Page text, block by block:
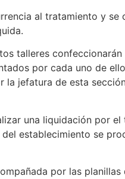
al tratamiento y se
talleres
por cada uno de
jefatura de esta
una liquidación por
establecimiento se
por las